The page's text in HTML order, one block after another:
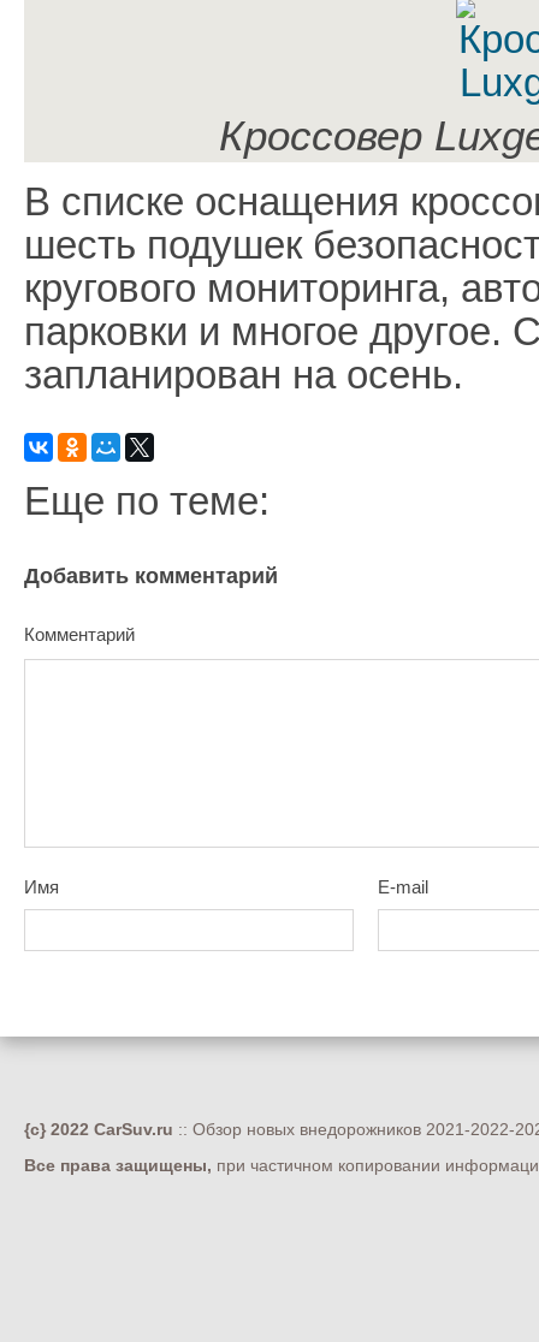
Кроссовер
В списке оснащения
шесть подушек
кругового мониторинга,
парковки и многое другое.
запланирован на осень.
Еще по теме:
Добавить комментарий
Комментарий
Имя E-mail
{c} 2022 CarSuv.ru :: Обзор новых внедорожников 2021-2022-
Все права защищены, при частичном копировании